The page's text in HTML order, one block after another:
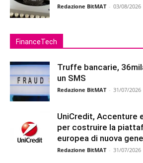
Redazione BitMAT - 03/08/2026
FinanceTech
Truffe bancarie,
un SMS
Redazione BitMAT - 31/07/2026
UniCredit, Accenture
per costruire la
europea di nuova
Redazione BitMAT - 31/07/2026